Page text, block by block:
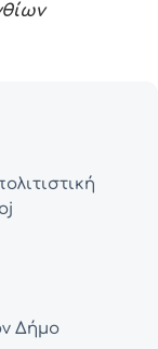
Δήμο